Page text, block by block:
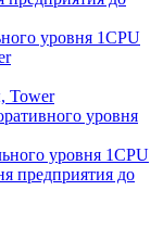
уровня 1CPU
Tower
уровня
уровня 1CPU
предприятия до